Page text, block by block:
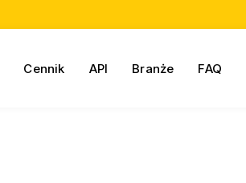
Cennik API Branże FAQ